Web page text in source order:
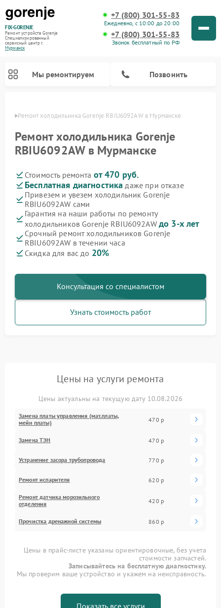
FIX-GORENJE
Ремонт устройств Gorenje
Специализированный
cервисный центр г.
Мурманск
+7 (800) 301-55-83
Ежедневно, с 10:00 до 20:00
+7 (800) 301-55-83
Звонок бесплатный по РФ
Мы ремонтируем Позвонить
Ремонт холодильника Gorenje RBIU6092AW в Мурманске
Ремонт холодильника Gorenje
RBIU6092AW в Мурманске
Стоимость ремонта от 470 руб.
Бесплатная диагностика даже при отказе
Привезем и увезем холодильник Gorenje
RBIU6092AW сами
Гарантия на наши работы по ремонту
холодильников Gorenje RBIU6092AW до 3-х лет
Срочный ремонт холодильников Gorenje
RBIU6092AW в течении часа
Скидка для вас до 20%
Консультация со специалистом
Узнать стоимость работ
Цены на услуги ремонта
Цены актуальны на текущую дату 10.08.2026
Замена платы управления (мат.платы,
мейн платы)
470 р
Замена ТЭН 470 р
Устранение засора трубопровода 770 р
Ремонт испарителя 620 р
Ремонт датчика морозильного
отделения
420 р
Прочистка дренажной системы 860 р
Цены в прайс-листе указаны ориентировочные, без учета
стоимости запчастей.
Записывайтесь на бесплатную диагностику.
Мы проверим ваше устройство и укажем на неисправность.
Показать все услуги